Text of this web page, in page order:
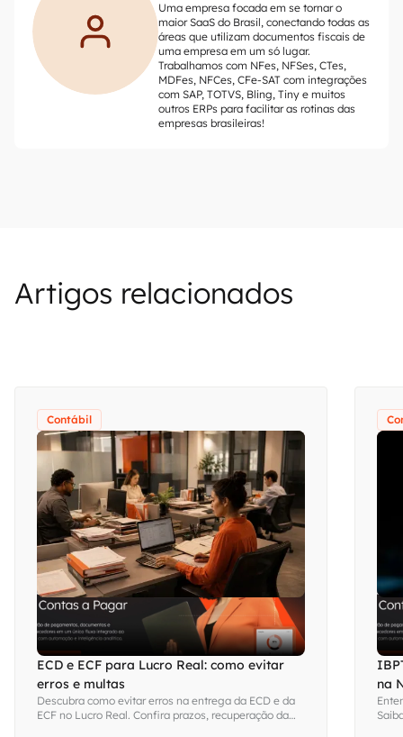
Uma empresa focada em se tornar o
maior SaaS do Brasil, conectando todas as
áreas que utilizam documentos fiscais de
uma empresa em um só lugar.
Trabalhamos com NFes, NFSes, CTes,
MDFes, NFCes, CFe-SAT com integrações
com SAP, TOTVS, Bling, Tiny e muitos
outros ERPs para facilitar as rotinas das
empresas brasileiras!
Artigos relacionados
Contábil
ECD e ECF para Lucro Real: como evitar
erros e multas
Descubra como evitar erros na entrega da ECD e da
ECF no Lucro Real. Confira prazos, recuperação da
na